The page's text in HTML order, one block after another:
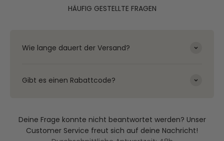
HÄUFIG GESTELLTE FRAGEN
Wie lange dauert der Versand?
Gibt es einen Rabattcode?
Deine Frage konnte nicht beantwortet werden? Unser
Customer Service freut sich auf deine Nachricht!